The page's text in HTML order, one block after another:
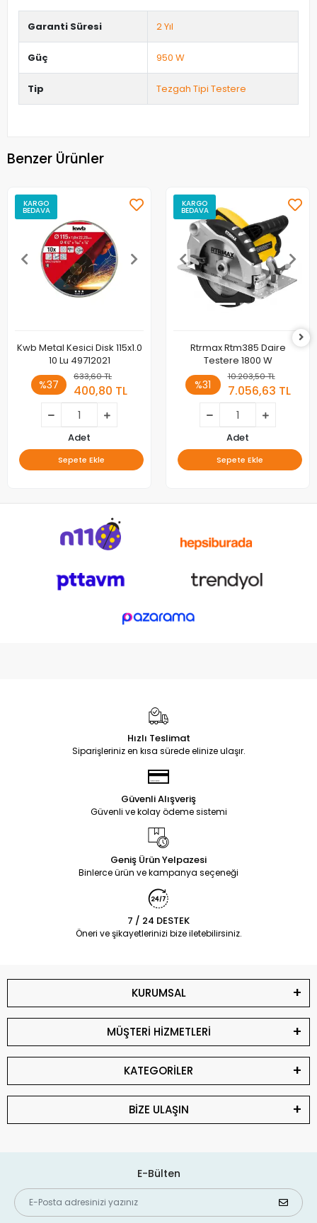
Garanti Süresi 2 Yıl
Güç 950 W
Tip Tezgah Tipi Testere
Benzer Ürünler
KARGO
BEDAVA
Kwb Metal Kesici Disk 115x1.0
10 Lu 49712021
%37
633,60 TL
400,80 TL
Adet
Sepete Ekle
KARGO
BEDAVA
Rtrmax Rtm385 Daire
Testere 1800 W
%31
10.203,50 TL
7.056,63 TL
Adet
Sepete Ekle
Hızlı Teslimat
Siparişleriniz en kısa sürede elinize ulaşır.
Güvenli Alışveriş
Güvenli ve kolay ödeme sistemi
Geniş Ürün Yelpazesi
Binlerce ürün ve kampanya seçeneği
7 / 24 DESTEK
Öneri ve şikayetlerinizi bize iletebilirsiniz.
KURUMSAL
MÜŞTERİ HİZMETLERİ
KATEGORİLER
BİZE ULAŞIN
E-Bülten